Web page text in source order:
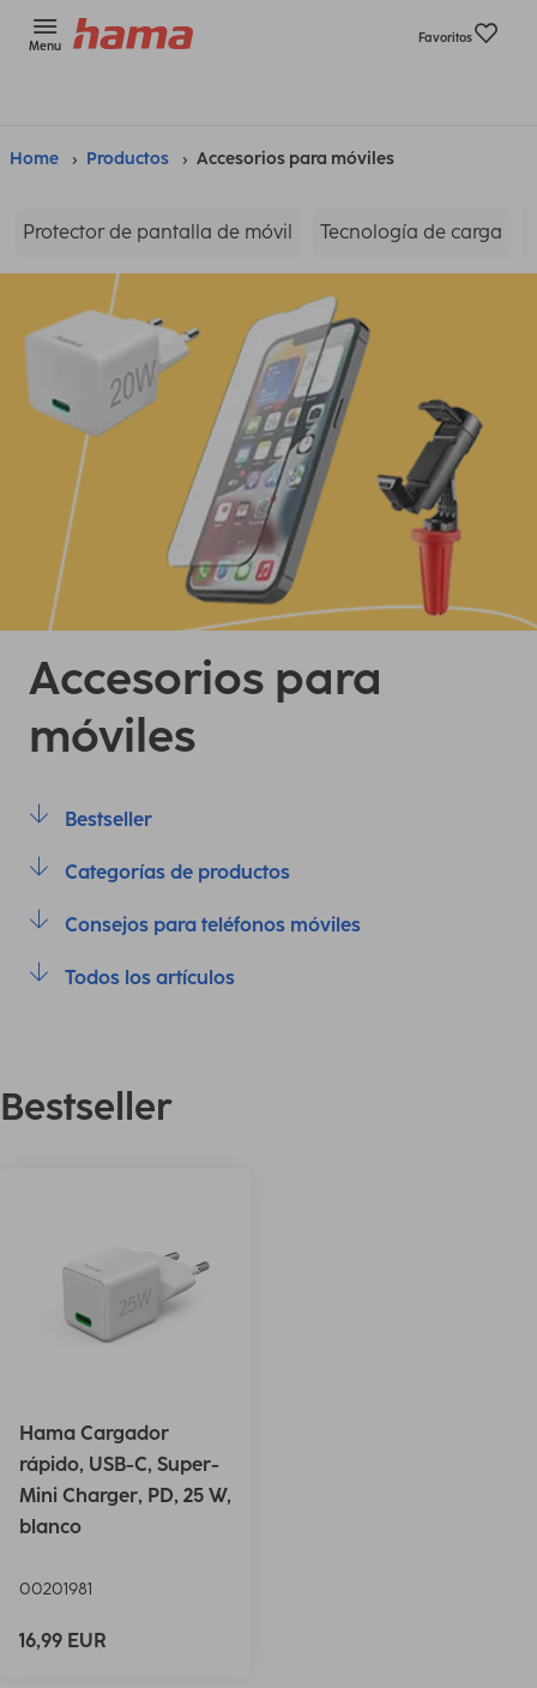
Menu
Favoritos
Home Productos Accesorios para móviles
Protector de pantalla de móvil Tecnología de carga
Accesorios para
móviles
Bestseller
Categorías de productos
Consejos para teléfonos móviles
Todos los artículos
Bestseller
Hama Cargador
rápido, USB-C, Super-
Mini Charger, PD, 25 W,
blanco
00201981
16,99 EUR